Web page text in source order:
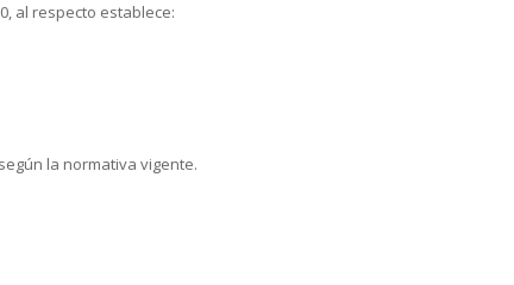
al respecto establece:
la normativa vigente.